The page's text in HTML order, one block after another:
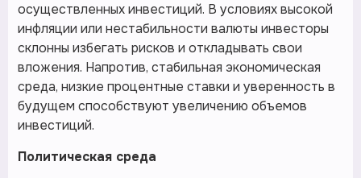
осуществленных инвестиций. В условиях высокой
инфляции или нестабильности валюты инвесторы
склонны избегать рисков и откладывать свои
вложения. Напротив, стабильная экономическая
среда, низкие процентные ставки и уверенность в
будущем способствуют увеличению объемов
инвестиций.
Политическая среда